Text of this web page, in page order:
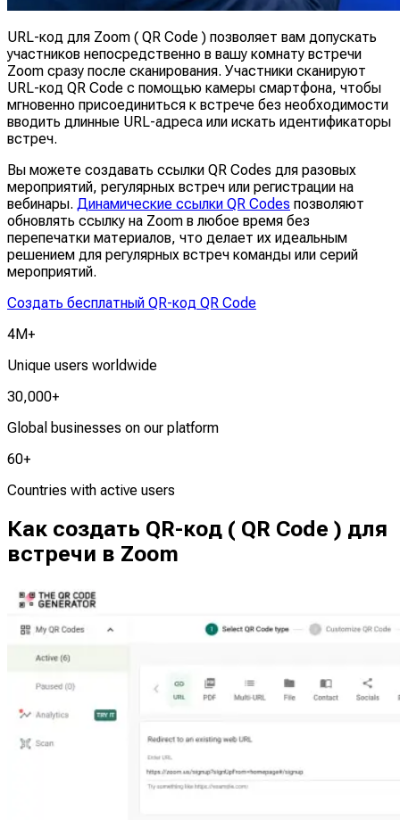
URL-код для Zoom ( QR Code ) позволяет вам допускать
участников непосредственно в вашу комнату встречи
Zoom сразу после сканирования. Участники сканируют
URL-код QR Code с помощью камеры смартфона, чтобы
мгновенно присоединиться к встрече без необходимости
вводить длинные URL-адреса или искать идентификаторы
встреч.
Вы можете создавать ссылки QR Codes для разовых
мероприятий, регулярных встреч или регистрации на
вебинары. Динамические ссылки QR Codes позволяют
обновлять ссылку на Zoom в любое время без
перепечатки материалов, что делает их идеальным
решением для регулярных встреч команды или серий
мероприятий.
Создать бесплатный QR-код QR Code
4M+
Unique users worldwide
30,000+
Global businesses on our platform
60+
Countries with active users
Как создать QR-код ( QR Code ) для
встречи в Zoom